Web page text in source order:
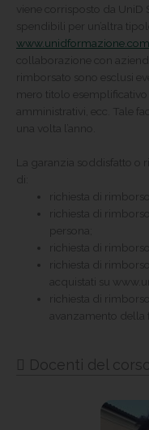
viene corrisposto da
spendibili per un’altra
www.unidformazione.com
collaborazione con
rimborsato sono esclusi
mero titolo esemplificativo
amministrativi, ecc. Tale
una volta l’anno.
La garanzia soddisfatto o
di:
richiesta di
richiesta di
persona;
richiesta di
richiesta di
acquistati su
richiesta di
avanzamento della
Docenti del